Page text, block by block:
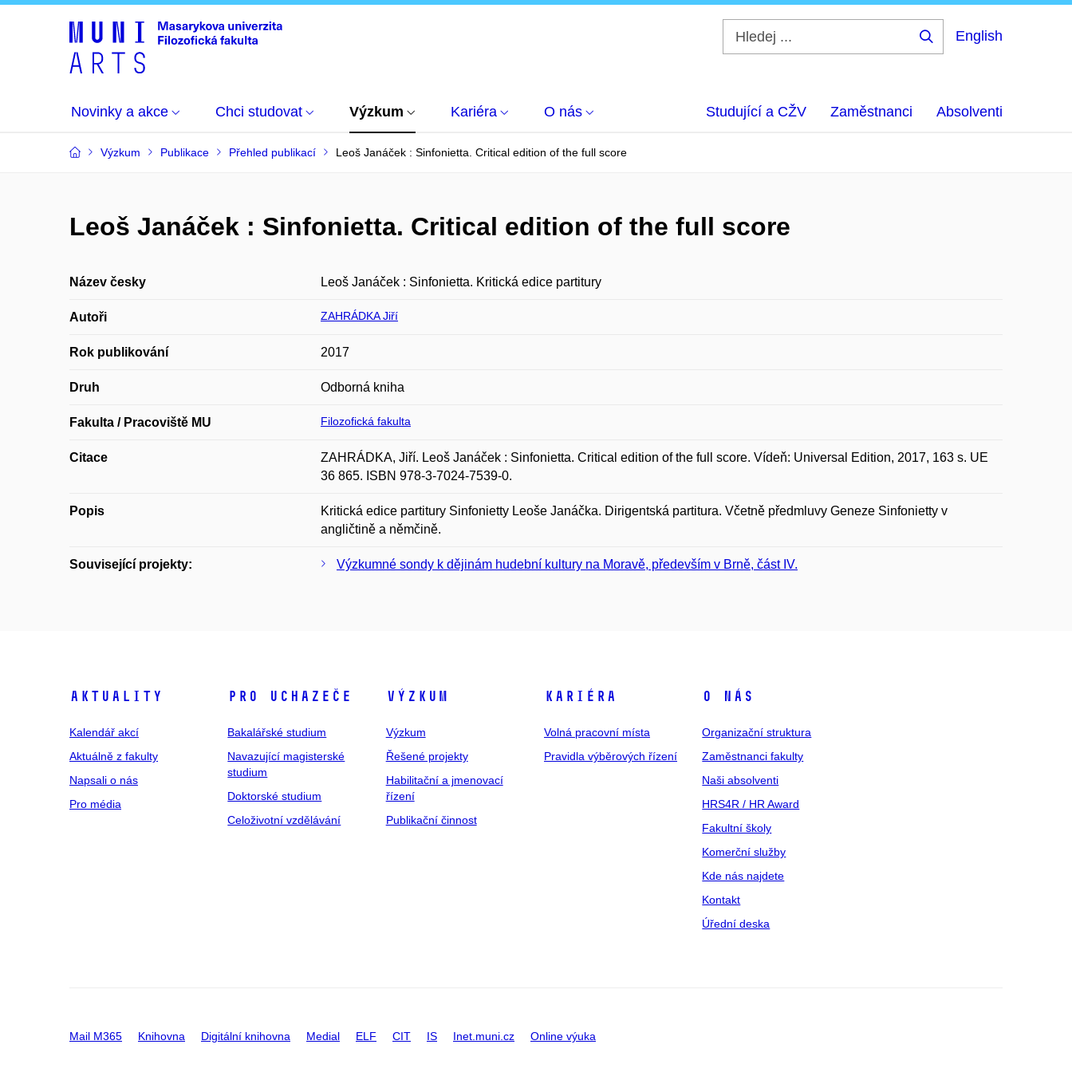
English
Novinky a akce Chci studovat Výzkum Kariéra O nás Studující a CŽV Zaměstnanci Absolventi
Výzkum Publikace Přehled publikací Leoš Janáček : Sinfonietta. Critical edition of the full score
Leoš Janáček : Sinfonietta. Critical edition of the full score
Název česky Leoš Janáček : Sinfonietta. Kritická edice partitury
Autoři ZAHRÁDKA Jiří
Rok publikování 2017
Druh Odborná kniha
Fakulta / Pracoviště MU Filozofická fakulta
Citace
ZAHRÁDKA, Jiří. Leoš Janáček : Sinfonietta. Critical edition of the full score. Vídeň: Universal Edition, 2017, 163 s. UE
36 865. ISBN 978-3-7024-7539-0.
Popis
Kritická edice partitury Sinfonietty Leoše Janáčka. Dirigentská partitura. Včetně předmluvy Geneze Sinfonietty v
angličtině a němčině.
Související projekty: Výzkumné sondy k dějinám hudební kultury na Moravě, především v Brně, část IV.
Aktuality
Kalendář akcí
Aktuálně z fakulty
Napsali o nás
Pro média
Pro uchazeče
Bakalářské studium
Navazující magisterské
studium
Doktorské studium
Celoživotní vzdělávání
Výzkum
Výzkum
Řešené projekty
Habilitační a jmenovací
řízení
Publikační činnost
Kariéra
Volná pracovní místa
Pravidla výběrových řízení
O nás
Organizační struktura
Zaměstnanci fakulty
Naši absolventi
HRS4R / HR Award
Fakultní školy
Komerční služby
Kde nás najdete
Kontakt
Úřední deska
Mail M365 Knihovna Digitální knihovna Medial ELF CIT IS Inet.muni.cz Online výuka